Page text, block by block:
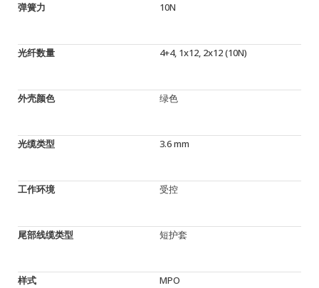
弹簧力 10N
光纤数量 4+4, 1x12, 2x12 (10N)
外壳颜色 绿色
光缆类型 3.6 mm
工作环境 受控
尾部线缆类型 短护套
样式 MPO